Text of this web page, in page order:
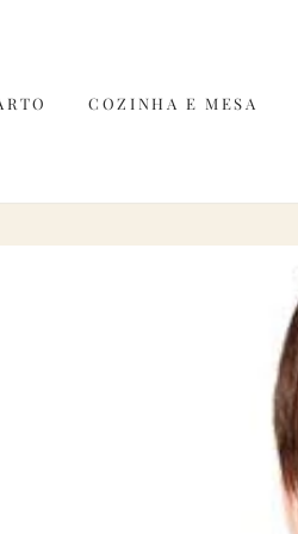
COZINHA E MESA